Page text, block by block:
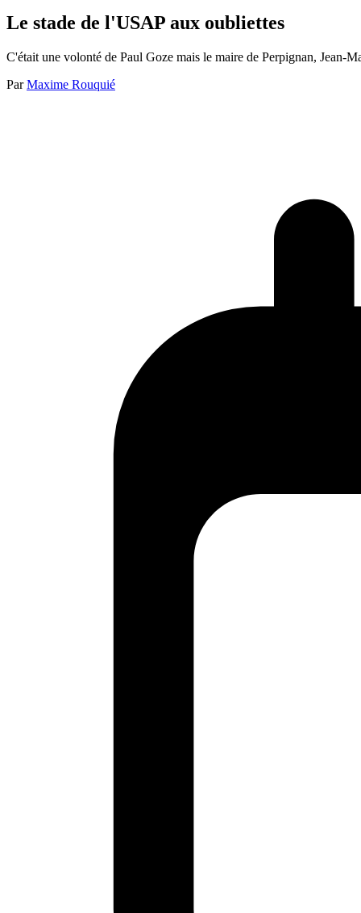
Le stade de l'USAP aux oubliettes
C'était une volonté de Paul Goze mais le maire de Perpignan, Jean-
Par Maxime Rouquié